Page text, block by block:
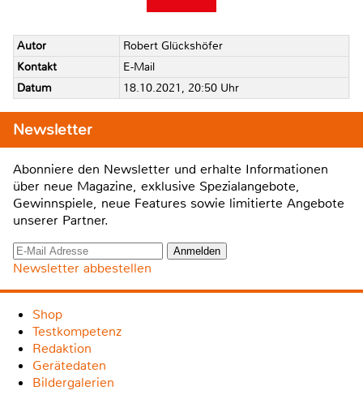
Autor
Robert Glückshöfer
Kontakt
E-Mail
Datum
18.10.2021, 20:50 Uhr
Newsletter
Abonniere den Newsletter und erhalte Informationen
über neue Magazine, exklusive Spezialangebote,
Gewinnspiele, neue Features sowie limitierte Angebote
unserer Partner.
Newsletter abbestellen
Shop
Testkompetenz
Redaktion
Gerätedaten
Bildergalerien